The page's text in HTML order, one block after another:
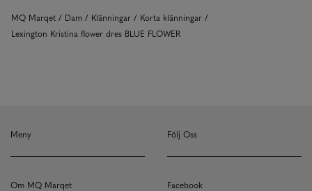
MQ Marqet Dam Klänningar
Korta klänningar
Lexington Kristina flower dres BLUE FLOWER
Meny
Om MQ Marqet
Följ Oss
Facebook